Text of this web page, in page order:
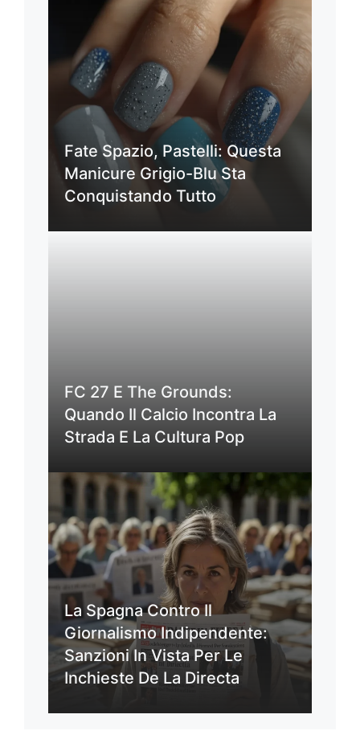
Fate Spazio, Pastelli: Questa
Manicure Grigio-Blu Sta
Conquistando Tutto
FC 27 E The Grounds:
Quando Il Calcio Incontra La
Strada E La Cultura Pop
La Spagna Contro Il
Giornalismo Indipendente:
Sanzioni In Vista Per Le
Inchieste De La Directa